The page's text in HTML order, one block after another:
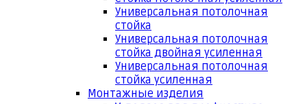
Универсальная потолочная
стойка
Универсальная потолочная
стойка двойная усиленная
Универсальная потолочная
стойка усиленная
Монтажные изделия